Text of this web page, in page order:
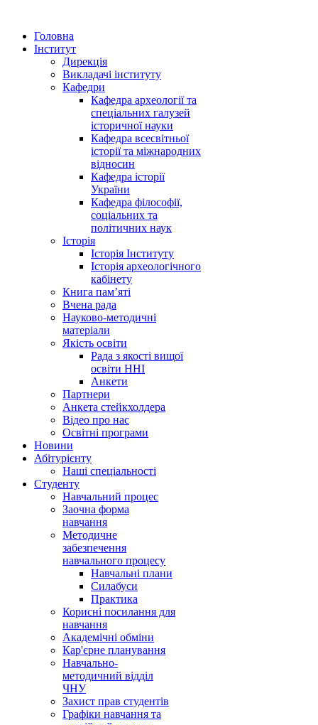
Головна
Інститут
Дирекція
Викладачі інституту
Кафедри
Кафедра археології та
спеціальних галузей
історичної науки
Кафедра всесвітньої
історії та міжнародних
відносин
Кафедра історії
України
Кафедра філософії,
соціальних та
політичних наук
Історія
Історія Інституту
Історія археологічного
кабінету
Книга памʼяті
Вчена рада
Науково-методичні
матеріали
Якість освіти
Рада з якості вищої
освіти ННІ
Анкети
Партнери
Анкета стейкхолдера
Відео про нас
Освітні програми
Hовини
Абітурієнту
Наші спеціальності
Студенту
Навчальний процес
Заочна форма
навчання
Методичне
забезпечення
навчального процесу
Навчальні плани
Силабуси
Практика
Корисні посилання для
навчання
Академічні обміни
Кар'єрне планування
Навчально-
методичний відділ
ЧНУ
Захист прав студентів
Графіки навчання та